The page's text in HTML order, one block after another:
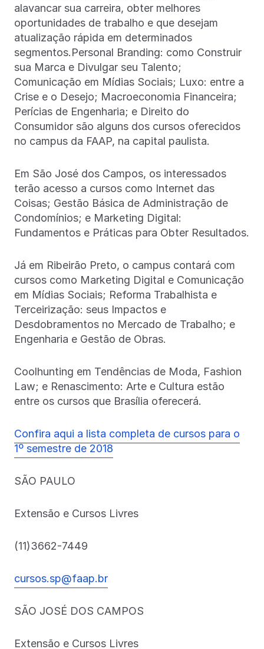
alavancar sua carreira, obter melhores
oportunidades de trabalho e que desejam
atualização rápida em determinados
segmentos.Personal Branding: como Construir
sua Marca e Divulgar seu Talento;
Comunicação em Mídias Sociais; Luxo: entre a
Crise e o Desejo; Macroeconomia Financeira;
Perícias de Engenharia; e Direito do
Consumidor são alguns dos cursos oferecidos
no campus da FAAP, na capital paulista.
Em São José dos Campos, os interessados
terão acesso a cursos como Internet das
Coisas; Gestão Básica de Administração de
Condomínios; e Marketing Digital:
Fundamentos e Práticas para Obter Resultados.
Já em Ribeirão Preto, o campus contará com
cursos como Marketing Digital e Comunicação
em Mídias Sociais; Reforma Trabalhista e
Terceirização: seus Impactos e
Desdobramentos no Mercado de Trabalho; e
Engenharia e Gestão de Obras.
Coolhunting em Tendências de Moda, Fashion
Law; e Renascimento: Arte e Cultura estão
entre os cursos que Brasília oferecerá.
Confira aqui a lista completa de cursos para o
1º semestre de 2018
SÃO PAULO
Extensão e Cursos Livres
(11)3662-7449
cursos.sp@faap.br
SÃO JOSÉ DOS CAMPOS
Extensão e Cursos Livres